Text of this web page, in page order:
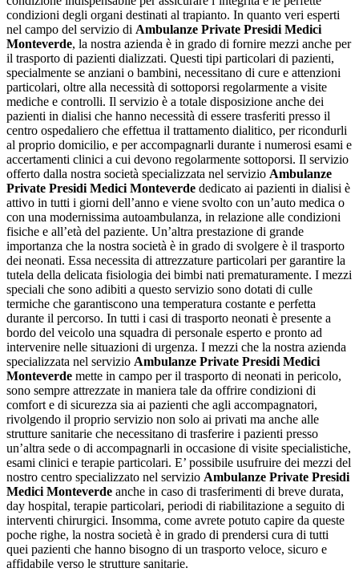
condizioni degli organi destinati al trapianto. In quanto veri esperti
nel campo del servizio di Ambulanze Private Presidi Medici
Monteverde, la nostra azienda è in grado di fornire mezzi anche per
il trasporto di pazienti dializzati. Questi tipi particolari di pazienti,
specialmente se anziani o bambini, necessitano di cure e attenzioni
particolari, oltre alla necessità di sottoporsi regolarmente a visite
mediche e controlli. Il servizio è a totale disposizione anche dei
pazienti in dialisi che hanno necessità di essere trasferiti presso il
centro ospedaliero che effettua il trattamento dialitico, per ricondurli
al proprio domicilio, e per accompagnarli durante i numerosi esami e
accertamenti clinici a cui devono regolarmente sottoporsi. Il servizio
offerto dalla nostra società specializzata nel servizio Ambulanze
Private Presidi Medici Monteverde dedicato ai pazienti in dialisi è
attivo in tutti i giorni dell’anno e viene svolto con un’auto medica o
con una modernissima autoambulanza, in relazione alle condizioni
fisiche e all’età del paziente. Un’altra prestazione di grande
importanza che la nostra società è in grado di svolgere è il trasporto
dei neonati. Essa necessita di attrezzature particolari per garantire la
tutela della delicata fisiologia dei bimbi nati prematuramente. I mezzi
speciali che sono adibiti a questo servizio sono dotati di culle
termiche che garantiscono una temperatura costante e perfetta
durante il percorso. In tutti i casi di trasporto neonati è presente a
bordo del veicolo una squadra di personale esperto e pronto ad
intervenire nelle situazioni di urgenza. I mezzi che la nostra azienda
specializzata nel servizio Ambulanze Private Presidi Medici
Monteverde mette in campo per il trasporto di neonati in pericolo,
sono sempre attrezzate in maniera tale da offrire condizioni di
comfort e di sicurezza sia ai pazienti che agli accompagnatori,
rivolgendo il proprio servizio non solo ai privati ma anche alle
strutture sanitarie che necessitano di trasferire i pazienti presso
un’altra sede o di accompagnarli in occasione di visite specialistiche,
esami clinici e terapie particolari. E’ possibile usufruire dei mezzi del
nostro centro specializzato nel servizio Ambulanze Private Presidi
Medici Monteverde anche in caso di trasferimenti di breve durata,
day hospital, terapie particolari, periodi di riabilitazione a seguito di
interventi chirurgici. Insomma, come avrete potuto capire da queste
poche righe, la nostra società è in grado di prendersi cura di tutti
quei pazienti che hanno bisogno di un trasporto veloce, sicuro e
affidabile verso le strutture sanitarie.